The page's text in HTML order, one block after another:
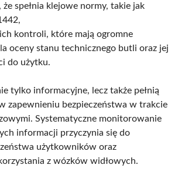
spełnia klejowe normy, takie jak
kontroli, które mają ogromne
oceny stanu technicznego butli oraz jej
do użytku.
tylko informacyjne, lecz także pełnią
zapewnieniu bezpieczeństwa w trakcie
Systematyczne monitorowanie
informacji przyczynia się do
użytkowników oraz
z wózków widłowych.